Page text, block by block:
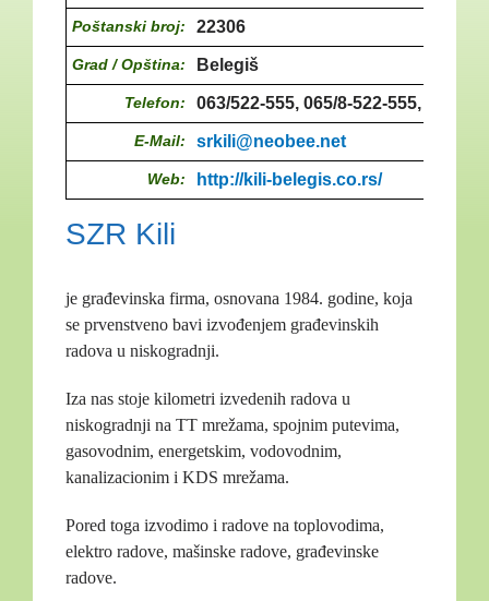
Poštanski broj: 22306
Grad / Opština: Belegiš
Telefon: 063/522-555, 065/8-522-555, 022/
E-Mail: srkili@neobee.net
Web: http://kili-belegis.co.rs/
SZR Kili
je građevinska firma, osnovana 1984. godine, koja
se prvenstveno bavi izvođenjem građevinskih
radova u niskogradnji.
Iza nas stoje kilometri izvedenih radova u
niskogradnji na TT mrežama, spojnim putevima,
gasovodnim, energetskim, vodovodnim,
kanalizacionim i KDS mrežama.
Pored toga izvodimo i radove na toplovodima,
elektro radove, mašinske radove, građevinske
radove.